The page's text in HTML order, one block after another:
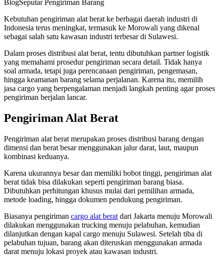
BlogSeputar Pengiriman Barang
Kebutuhan pengiriman alat berat ke berbagai daerah industri di
Indonesia terus meningkat, termasuk ke Morowali yang dikenal
sebagai salah satu kawasan industri terbesar di Sulawesi.
Dalam proses distribusi alat berat, tentu dibutuhkan partner logistik
yang memahami prosedur pengiriman secara detail. Tidak hanya
soal armada, tetapi juga perencanaan pengiriman, pengemasan,
hingga keamanan barang selama perjalanan. Karena itu, memilih
jasa cargo yang berpengalaman menjadi langkah penting agar proses
pengiriman berjalan lancar.
Pengiriman Alat Berat
Pengiriman alat berat merupakan proses distribusi barang dengan
dimensi dan berat besar menggunakan jalur darat, laut, maupun
kombinasi keduanya.
Karena ukurannya besar dan memiliki bobot tinggi, pengiriman alat
berat tidak bisa dilakukan seperti pengiriman barang biasa.
Dibutuhkan perhitungan khusus mulai dari pemilihan armada,
metode loading, hingga dokumen pendukung pengiriman.
Biasanya pengiriman cargo alat berat dari Jakarta menuju Morowali
dilakukan menggunakan trucking menuju pelabuhan, kemudian
dilanjutkan dengan kapal cargo menuju Sulawesi. Setelah tiba di
pelabuhan tujuan, barang akan diteruskan menggunakan armada
darat menuju lokasi proyek atau kawasan industri.